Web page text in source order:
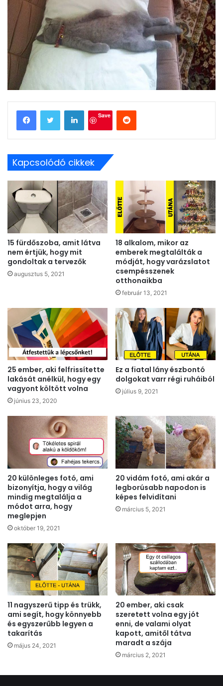
LinkedIn
Save
Reddit
Kapcsolódó cikkek
15 fürdőszoba, amit látva
nem értjük, hogy mit
gondoltak a tervezők
augusztus 5, 2021
18 alkalom, mikor az
emberek megtalálták a
módját, hogy varázslatot
csempésszenek
otthonaikba
február 13, 2021
25 ember, aki felfrissítette
lakását anélkül, hogy egy
vagyont költött volna
június 23, 2020
Ez a fiatal lány észbontó
dolgokat varr régi ruháiból
július 9, 2021
20 különleges fotó, ami
bizonyítja, hogy a világ
mindig megtalálja a
módot arra, hogy
meglepjen
október 19, 2021
20 vidám fotó, ami akár a
legborúsabb napodon is
képes felvidítani
március 5, 2021
11 nagyszerű tipp és trükk,
ami segít, hogy könnyebb
és egyszerűbb legyen a
takarítás
május 24, 2021
20 ember, aki csak
szeretett volna egy jót
enni, de valami olyat
kapott, amitől tátva
maradt a szája
március 2, 2021